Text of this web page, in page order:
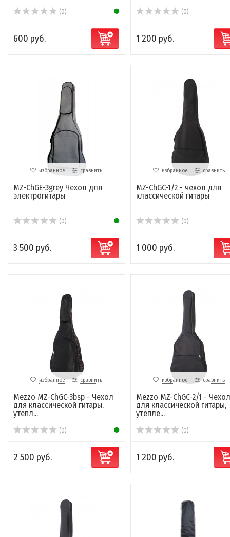
(0)
600 руб.
(0)
1 200 руб.
избранное сравнить
MZ-ChGE-3grey Чехол для
электрогитары
(0)
3 500 руб.
избранное сравнить
MZ-ChGC-1/2 - чехол для
классической гитары
(0)
1 000 руб.
избранное сравнить
Mezzo MZ-ChGC-3bsp - Чехол
для классической гитары,
утепл...
(0)
2 500 руб.
избранное сравнить
Mezzo MZ-ChGC-2/1 - Чехол
для классической гитары,
утепле...
(0)
1 200 руб.